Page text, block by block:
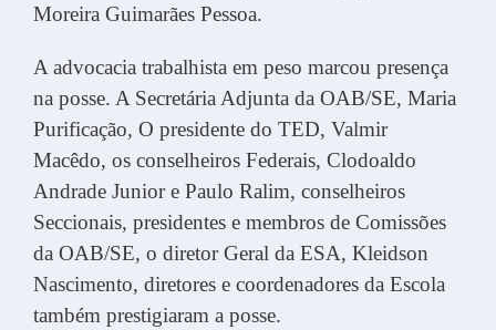
Moreira Guimarães Pessoa.
A advocacia trabalhista em peso marcou presença
na posse. A Secretária Adjunta da OAB/SE, Maria
Purificação, O presidente do TED, Valmir
Macêdo, os conselheiros Federais, Clodoaldo
Andrade Junior e Paulo Ralim, conselheiros
Seccionais, presidentes e membros de Comissões
da OAB/SE, o diretor Geral da ESA, Kleidson
Nascimento, diretores e coordenadores da Escola
também prestigiaram a posse.